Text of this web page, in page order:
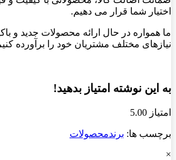
اختیار شما قرار می دهیم.
ما همواره در حال ارائه محصولات جدید و
نیازهای مختلف مشتریان خود را برآورده
به این نوشته امتیاز بدهید!
امتیاز 5.00
برچسب ها: برندمحصولات
×